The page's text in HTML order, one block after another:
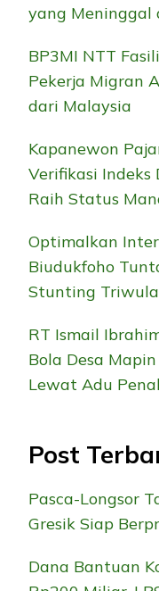
yang Meninggal
BP3MI NTT
Pekerja Migran
dari Malaysia
Kapanewon
Verifikasi Indeks
Raih Status
Optimalkan
Biudukfoho
Stunting
RT Ismail
Bola Desa
Lewat Adu
Post
Pasca-Longsor
Gresik Siap
Dana Bantuan